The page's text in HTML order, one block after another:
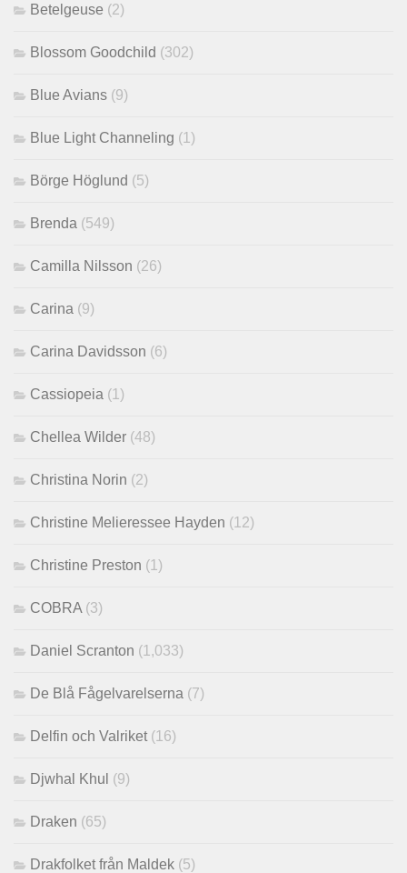
Betelgeuse (2)
Blossom Goodchild (302)
Blue Avians (9)
Blue Light Channeling (1)
Börge Höglund (5)
Brenda (549)
Camilla Nilsson (26)
Carina (9)
Carina Davidsson (6)
Cassiopeia (1)
Chellea Wilder (48)
Christina Norin (2)
Christine Melieressee Hayden (12)
Christine Preston (1)
COBRA (3)
Daniel Scranton (1,033)
De Blå Fågelvarelserna (7)
Delfin och Valriket (16)
Djwhal Khul (9)
Draken (65)
Drakfolket från Maldek (5)